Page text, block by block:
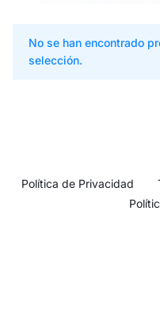
No se han encontrado
selección.
Política de Privacidad